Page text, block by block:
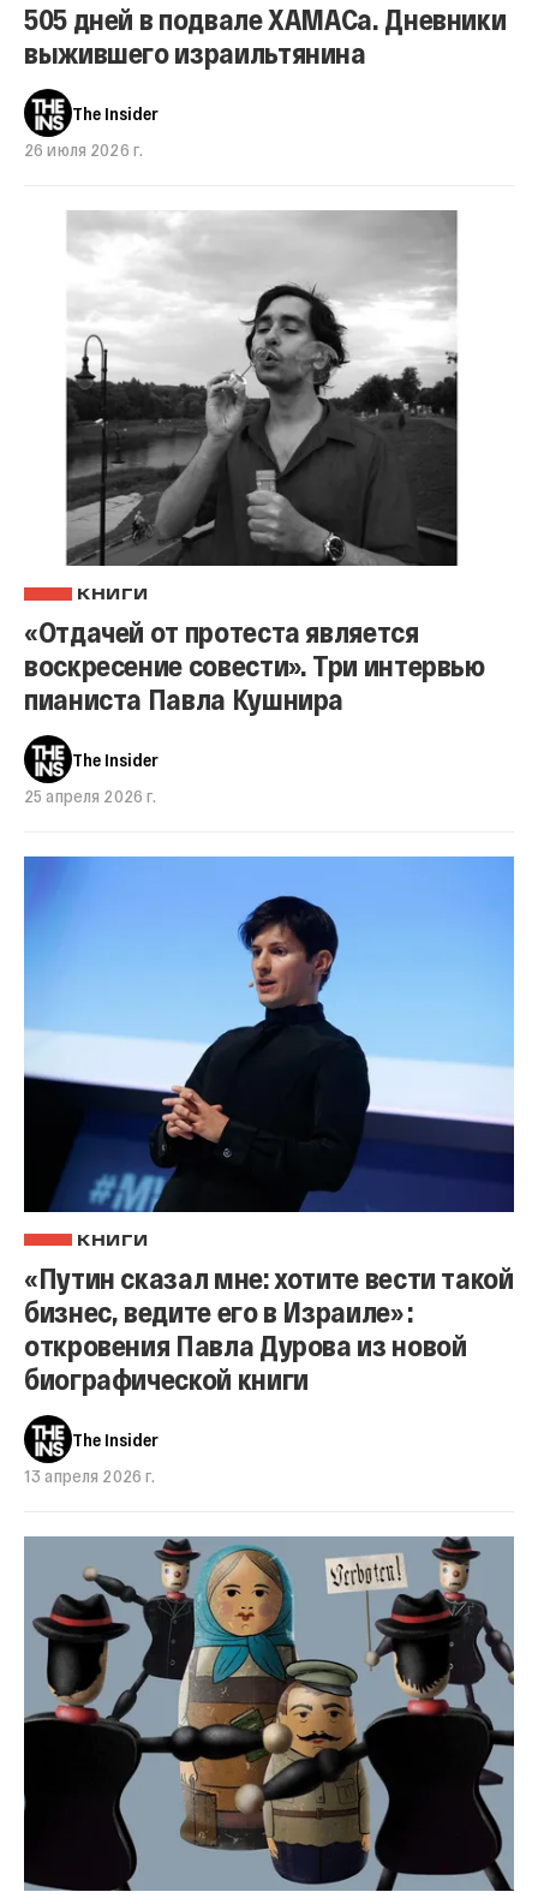
505 дней в подвале ХАМАСа. Дневники
выжившего израильтянина
The Insider
26 июля 2026 г.
КНИГИ
«Отдачей от протеста является
воскресение совести». Три интервью
пианиста Павла Кушнира
The Insider
25 апреля 2026 г.
КНИГИ
«Путин сказал мне: хотите вести такой
бизнес, ведите его в Израиле» :
откровения Павла Дурова из новой
биографической книги
The Insider
13 апреля 2026 г.